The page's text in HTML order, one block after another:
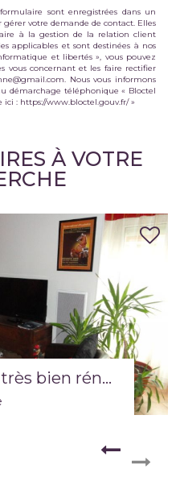
sont enregistrées dans un
votre demande de contact. Elles
à la gestion de la relation client
applicables et sont destinées à nos
et libertés », vous pouvez
vous concernant et les faire rectifier
Nous vous informons
démarchage téléphonique « Bloctel
ici : https://www.bloctel.gouv.fr/»
À VOTRE
Maison contemporaine hors lotissement environnement verdoyant